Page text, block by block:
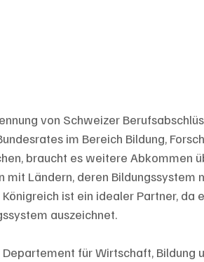
von Schweizer
im Bereich Bildung,
braucht es weitere Abkommen
mit Ländern, deren Bildungssystem
ist ein idealer Partner, da
auszeichnet.
für Wirtschaft, Bildung